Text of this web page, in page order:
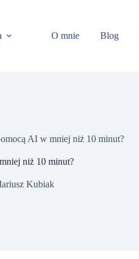
O mnie Blog
AI w mniej niż 10 minut?
niż 10 minut?
Kubiak